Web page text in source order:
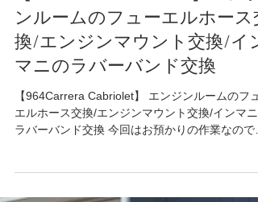
2025年8月17日 読了時間: 3分
964Carrera2/Werks turbo look/4/RS
【964Carrera Cabriolet】エンジ
ンルームのフューエルホース
換/エンジンマウント交換/イン